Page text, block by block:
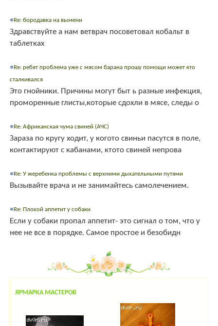
Re: бородавка на вымени
Здравствуйте а нам ветврач посоветовал кобальт в
таблетках
Re: ребят проблема уже с мясом барана прошу помощи может кто
сталкивался
Это гнойники. Причины могут быт ь разные инфекция,
проморенные глисты,которые сдохли в мясе, следы о
Re: Африканская чума свиней (АЧС)
Зараза по кругу ходит, у когото свиньи пасутся в поле,
контактируют с кабанами, ктото свиней непрова
Re: У жеребенка проблемы с верхними дыхательными путями
Вызывайте врача и не занимайтесь самолечением.
Re: Плохой аппетит у собаки
Если у собаки пропал аппетит- это сигнал о том, что у
нее не все в порядке. Самое простое и безобидн
ЯРМАРКА МАСТЕРОВ